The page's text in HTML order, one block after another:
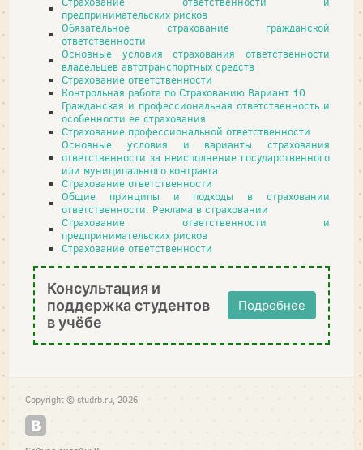
предпринимательских рисков
Обязательное страхование гражданской
ответственности
Основные условия страхования ответственности
владельцев автотранспортных средств
Страхование ответственности
Контрольная работа по Страхованию Вариант 10
Гражданская и профессиональная ответственность и
особенности ее страхования
Страхование профессиональной ответственности
Основные условия и варианты страхования
ответственности за неисполнение государственного
или муниципального контракта
Страхование ответственности
Общие принципы и подходы в страховании
ответственности. Реклама в страховании
Страхование ответственности и
предпринимательских рисков
Страхование ответственности
Консультация и
поддержка студентов
в учёбе
Подробнее
Copyright © studrb.ru, 2026